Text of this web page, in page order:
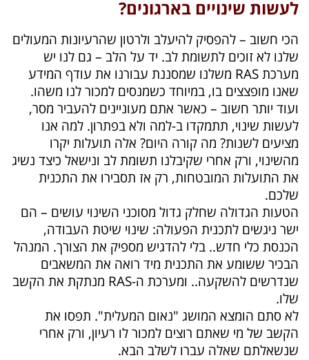
לעשות שינויים בארגונים?
הכי חשוב – להפסיק להיעלב ולרטון שהרעיונות המעולים
שלנו לא זוכים לתשומת לב. יד על הלב – גם לנו יש
מערכת RAS משלנו שמסננת עבורנו את עודף המידע
שאנו מופצצים בו, במיוחד כשמנסים למכור לנו משהו.
ועוד יותר חשוב – כאשר אתם מעוניינים להעביר מסר,
לעשות שינוי, תתמקדו ב-למה ולא בפתרון. למה אנו
מציעים לשנות? מה קורה היום? אלה תועלות יקרו
מהשינוי, ורק אחרי שקיבלנו תשומת לב ונישאל כיצד נשיג
את התועלות המובטחות, רק אז תסבירו את התכנית
שלכם.
הטעות הגדולה שחלק גדול מסוכני השינוי עושים – הם
ישר ניגשים לתכנית הפעולה: שינוי שיטת העבודה,
הכנסת כלי חדש.. בלי להדגיש מספיק את הצורך. המנהל
הבכיר ששומע את התכנית מיד רואה את המשאבים
שנדרשים להשקעה.. ומערכת ה-RAS מנתקת את הקשב
שלו.
לא סתם הומצא המושג "נאום המעלית". תפסו את
הקשב של מי שאתם רוצים למכור לו רעיון, ורק אחרי
שנשאלתם שאלה עברו לשלב הבא.